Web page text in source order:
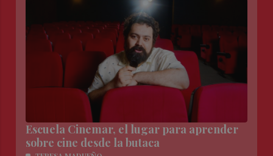
Escuela Cinemar, el lugar para aprender
sobre cine desde la butaca